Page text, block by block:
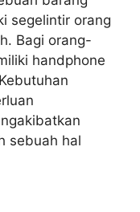
segelintir orang
Bagi orang-
handphone
sebuah hal